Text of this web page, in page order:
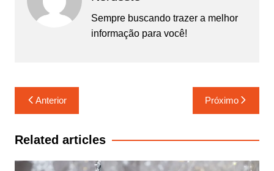
Sempre buscando trazer a melhor
informação para você!
Navegação
de
Post
Anterior Próximo
Related articles